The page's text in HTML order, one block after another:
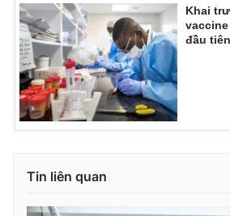
Theo dõi báo trên
Cơ quan chủ quản:Đài Truyền hình Việt
Cơ quan báo chí:Thời báo VTV
Giấy phép hoạt động báo in và báo điện
cấp ngày 29/12/2023
Nguyễn Trọng Ninh
Khai
đầu
Tin liên quan